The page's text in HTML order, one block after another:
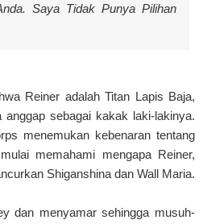
Saya Tidak Punya Pilihan
Reiner adalah Titan Lapis Baja,
sebagai kakak laki-lakinya.
menemukan kebenaran tentang
memahami mengapa Reiner,
Shiganshina dan Wall Maria.
dan menyamar sehingga musuh-